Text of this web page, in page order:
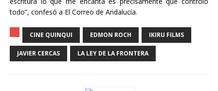
todo”, confesó a El Correo de Andalucía.
CINE QUINQUI EDMON ROCH IKIRU FILMS
JAVIER CERCAS LA LEY DE LA FRONTERA